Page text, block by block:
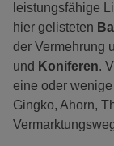
leistungsfähige
hier gelisteten
der Vermehrung
und Koniferen.
eine oder
Gingko, Ahorn,